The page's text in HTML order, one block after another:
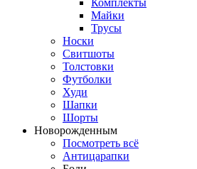
Майки
Трусы
Носки
Свитшоты
Толстовки
Футболки
Худи
Шапки
Шорты
Новорожденным
Посмотреть всё
Антицарапки